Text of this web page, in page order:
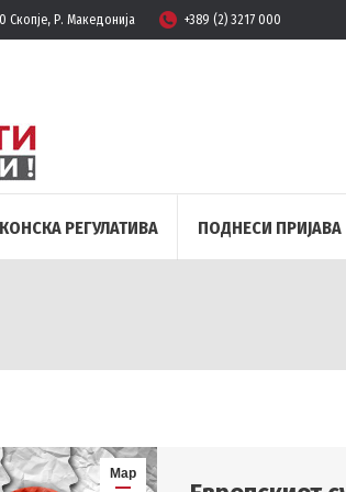
Скопје, Р. Македонија +389 (2) 3217 000
РЕГУЛАТИВА ПОДНЕСИ ПРИЈАВА
Мар